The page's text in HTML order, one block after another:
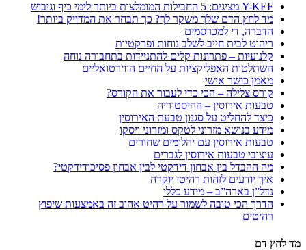
Y-KEF מציגים: 5 החבילות המומלצות ביותר לימי כיף וגיבוש
מד לחץ הדם שלך משקר לך? כך תבחר את המדויק ביותר!
הדברה, די למכרסמים
ריהוט לבית חייב לשלב נוחות ופרקטיות
קלנועיות – פתרונות קלים להתניידות בתחבורה נוחה
השתלטות האפליקציות על החיים הווירטואליים
מאמן כושר אישי
קורס צלילה – הכי כדי לעבור את הקורס?
טבעות אירוסין – ההיסטוריה
כיצד להחליט על סגנון טבעת האירוסין
מידע בנושא מזרוני לטקס ומזרוני ויסקו
טבעות אירוסין עם יהלומים שחורים
עיצובי טבעות אירוסין לגברים
מה ההבדל בין אבחון דידקטי לבין אבחון פסיכודידקטי?
איך יודעים לזהות רהיטי יוקרה
נדל”ן בארה”ב – מידע כללי
הדרך הכי טובה לשמור על רהיט אהוב זה באמצעות שיפוץ
רהיטים
מד לחץ דם